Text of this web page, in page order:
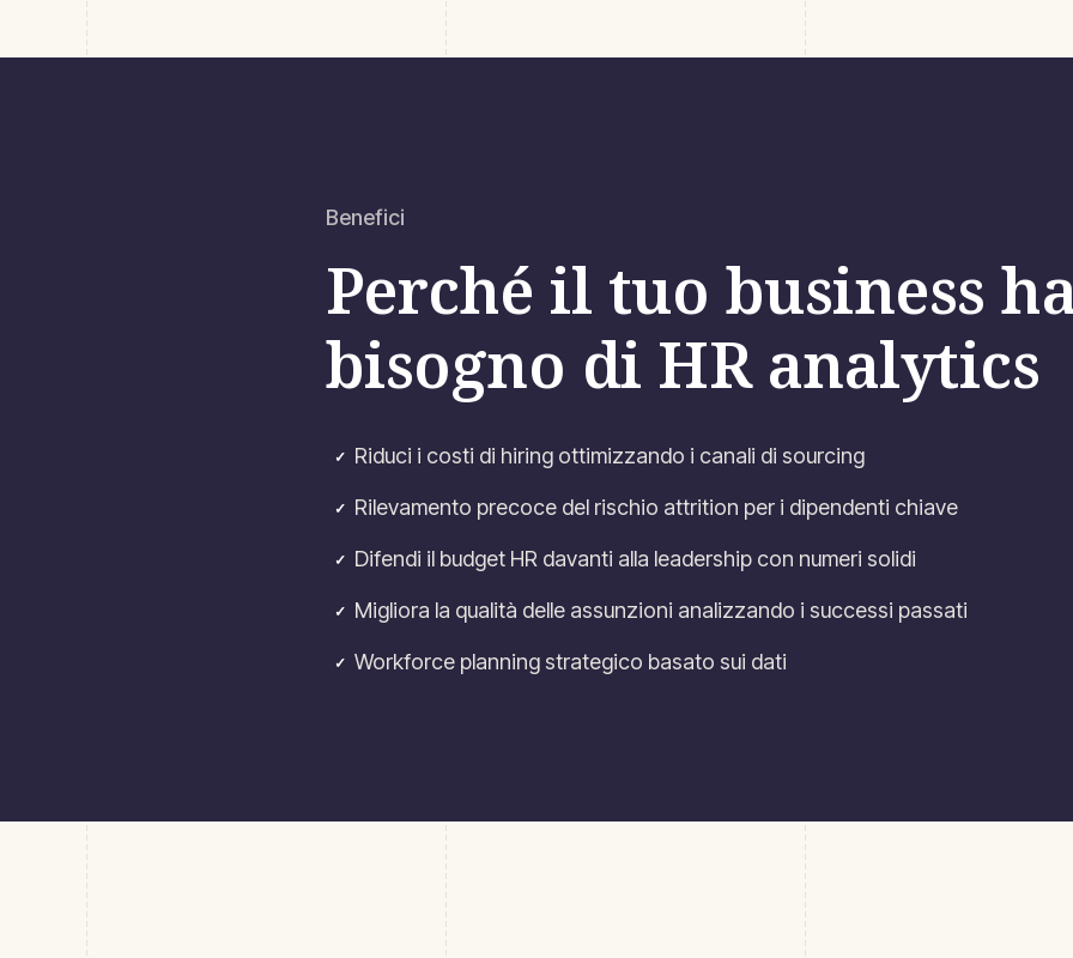
Benefici
Perché il tuo business
bisogno di HR analytics
✓ Riduci i costi di hiring ottimizzando i canali di sourcing
✓ Rilevamento precoce del rischio attrition per i dipendenti chiave
✓ Difendi il budget HR davanti alla leadership con numeri solidi
✓ Migliora la qualità delle assunzioni analizzando i successi passati
✓ Workforce planning strategico basato sui dati